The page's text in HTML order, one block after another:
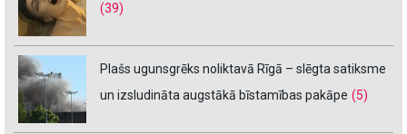
(39)
Plašs ugunsgrēks noliktavā Rīgā – slēgta satiksme
un izsludināta augstākā bīstamības pakāpe (5)